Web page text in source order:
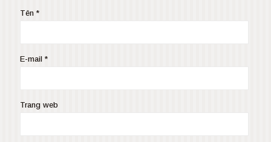
Tên *
E-mail *
Trang web